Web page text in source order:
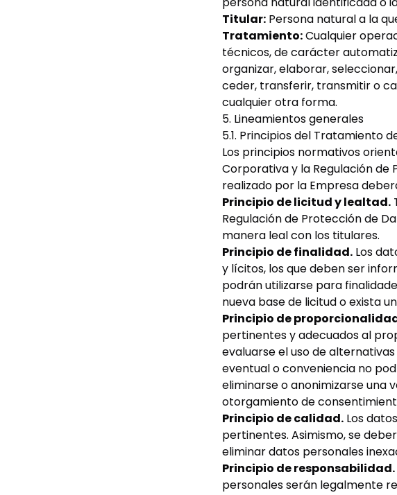
Titular: Persona natural a la
Tratamiento:Cualquier
técnicos, de carácter
organizar, elaborar,
ceder, transferir, transmitir o
cualquier otra forma.
5. Lineamientos generales
5.1. Principios del Tratamiento
Los principios normativos
Corporativa y la Regulación
realizado por la Empresa
Principio de licitud y lealtad.
Regulación de Protección de
manera leal con los titulares.
Principio de finalidad. Los
y lícitos, los que deben ser
podrán utilizarse para
nueva base de licitud o exista
Principio de
pertinentes y adecuados al
evaluarse el uso de
eventual o conveniencia no
eliminarse o anonimizarse una
otorgamiento de
Principio de calidad. Los
pertinentes. Asimismo, se
eliminar datos personales
Principio de responsabilidad.
personales serán legalmente